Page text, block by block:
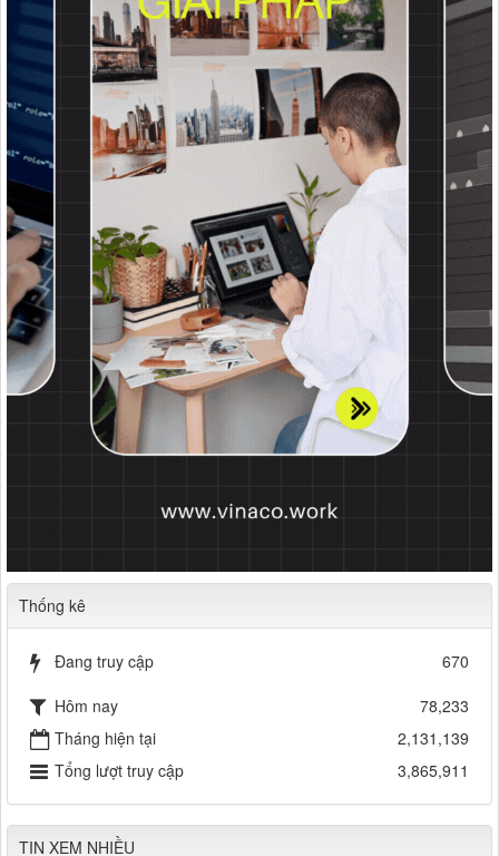
Thống kê
Đang truy cập
670
Hôm nay
78,233
Tháng hiện tại
2,131,139
Tổng lượt truy cập
3,865,911
TIN XEM NHIỀU